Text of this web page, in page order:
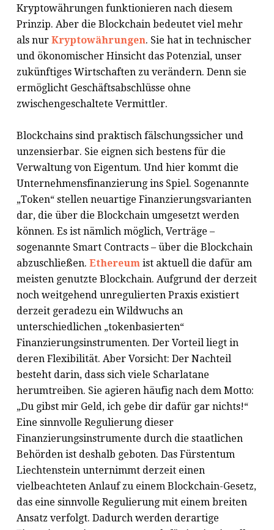
Kryptowährungen funktionieren nach diesem
Prinzip. Aber die Blockchain bedeutet viel mehr
als nur Kryptowährungen. Sie hat in technischer
und ökonomischer Hinsicht das Potenzial, unser
zukünftiges Wirtschaften zu verändern. Denn sie
ermöglicht Geschäftsabschlüsse ohne
zwischengeschaltete Vermittler.
Blockchains sind praktisch fälschungssicher und
unzensierbar. Sie eignen sich bestens für die
Verwaltung von Eigentum. Und hier kommt die
Unternehmensfinanzierung ins Spiel. Sogenannte
„Token“ stellen neuartige Finanzierungsvarianten
dar, die über die Blockchain umgesetzt werden
können. Es ist nämlich möglich, Verträge –
sogenannte Smart Contracts – über die Blockchain
abzuschließen. Ethereum ist aktuell die dafür am
meisten genutzte Blockchain. Aufgrund der derzeit
noch weitgehend unregulierten Praxis existiert
derzeit geradezu ein Wildwuchs an
unterschiedlichen „tokenbasierten“
Finanzierungsinstrumenten. Der Vorteil liegt in
deren Flexibilität. Aber Vorsicht: Der Nachteil
besteht darin, dass sich viele Scharlatane
herumtreiben. Sie agieren häufig nach dem Motto:
„Du gibst mir Geld, ich gebe dir dafür gar nichts!“
Eine sinnvolle Regulierung dieser
Finanzierungsinstrumente durch die staatlichen
Behörden ist deshalb geboten. Das Fürstentum
Liechtenstein unternimmt derzeit einen
vielbeachteten Anlauf zu einem Blockchain-Gesetz,
das eine sinnvolle Regulierung mit einem breiten
Ansatz verfolgt. Dadurch werden derartige